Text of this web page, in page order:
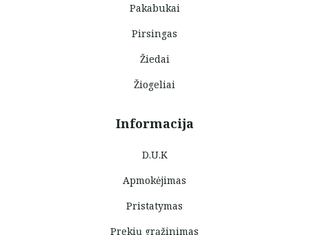
Pakabukai
Pirsingas
Žiedai
Žiogeliai
Informacija
D.U.K
Apmokėjimas
Pristatymas
Prekių grąžinimas